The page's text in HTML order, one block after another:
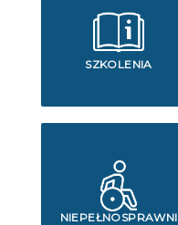
SZKOLENIA
NIEPEŁNOSPRAWNI